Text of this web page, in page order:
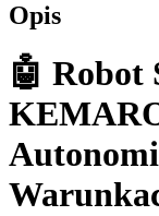
Opis
🤖 Robot